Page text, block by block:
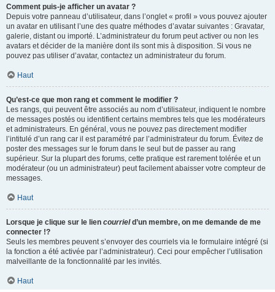
Comment puis-je afficher un avatar ?
Depuis votre panneau d’utilisateur, dans l’onglet « profil » vous pouvez ajouter
un avatar en utilisant l’une des quatre méthodes d’avatar suivantes : Gravatar,
galerie, distant ou importé. L’administrateur du forum peut activer ou non les
avatars et décider de la manière dont ils sont mis à disposition. Si vous ne
pouvez pas utiliser d’avatar, contactez un administrateur du forum.
Haut
Qu’est-ce que mon rang et comment le modifier ?
Les rangs, qui peuvent être associés au nom d’utilisateur, indiquent le nombre
de messages postés ou identifient certains membres tels que les modérateurs
et administrateurs. En général, vous ne pouvez pas directement modifier
l’intitulé d’un rang car il est paramétré par l’administrateur du forum. Évitez de
poster des messages sur le forum dans le seul but de passer au rang
supérieur. Sur la plupart des forums, cette pratique est rarement tolérée et un
modérateur (ou un administrateur) peut facilement abaisser votre compteur de
messages.
Haut
Lorsque je clique sur le lien courrield’un membre, on me demande de me
connecter !?
Seuls les membres peuvent s’envoyer des courriels via le formulaire intégré (si
la fonction a été activée par l’administrateur). Ceci pour empêcher l’utilisation
malveillante de la fonctionnalité par les invités.
Haut